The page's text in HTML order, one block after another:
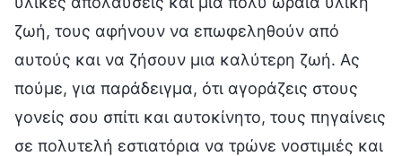
ζωή, τους αφήνουν να επωφεληθούν από
αυτούς και να ζήσουν μια καλύτερη ζωή. Ας
πούμε, για παράδειγμα, ότι αγοράζεις στους
γονείς σου σπίτι και αυτοκίνητο, τους πηγαίνεις
σε πολυτελή εστιατόρια να τρώνε νοστιμιές και